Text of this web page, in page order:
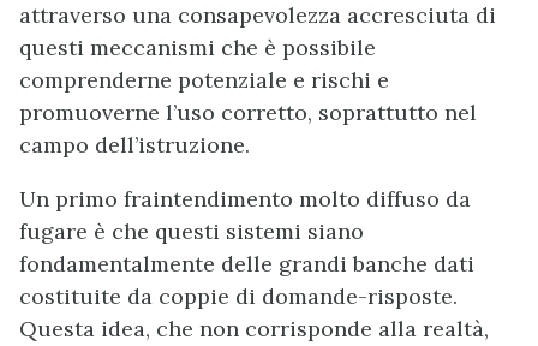
attraverso una consapevolezza accresciuta di
questi meccanismi che è possibile
comprenderne potenziale e rischi e
promuoverne l’uso corretto, soprattutto nel
campo dell’istruzione.
Un primo fraintendimento molto diffuso da
fugare è che questi sistemi siano
fondamentalmente delle grandi banche dati
costituite da coppie di domande-risposte.
Questa idea, che non corrisponde alla realtà,